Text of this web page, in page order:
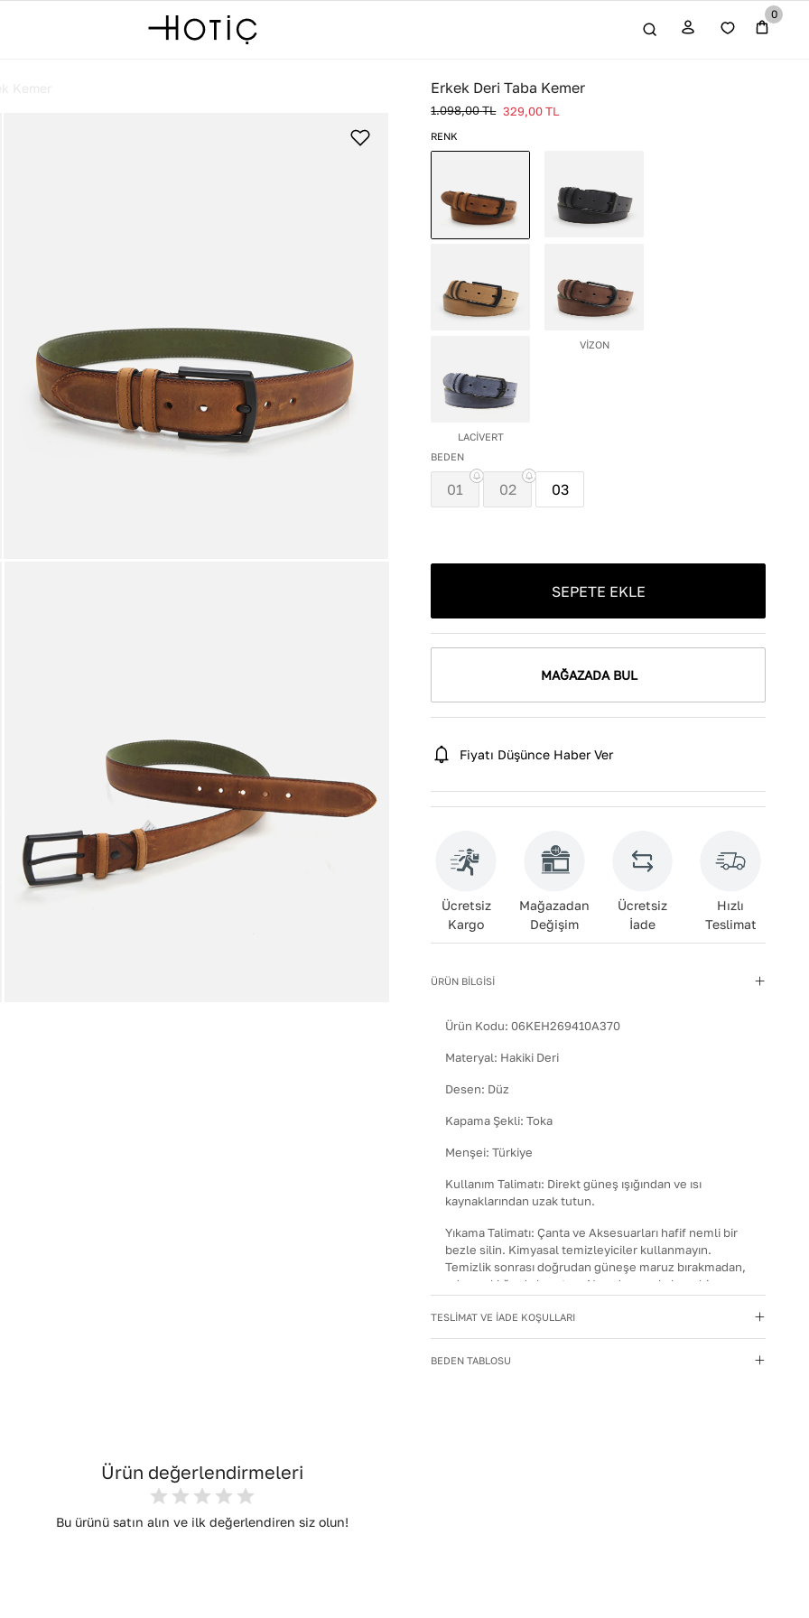
0
Kemer Erkek Deri Taba Kemer
1.098,00TL 329,00 TL
RENK
VİZON
LACİVERT
BEDEN
01 02 03
SEPETE EKLE
MAĞAZADA BUL
Fiyatı Düşünce Haber Ver
Ücretsiz
Kargo
Mağazadan
Değişim
Ücretsiz
İade
Hızlı
Teslimat
ÜRÜN BİLGİSİ
Ürün Kodu:06KEH269410A370
Materyal: Hakiki Deri
Desen: Düz
Kapama Şekli:Toka
Menşei:Türkiye
Kullanım Talimatı: Direkt güneş ışığından ve ısı
kaynaklarından uzak tutun.
Yıkama Talimatı:Çanta ve Aksesuarları hafif nemli bir
bezle silin. Kimyasal temizleyiciler kullanmayın.
Temizlik sonrası doğrudan güneşe maruz bırakmadan,
oda sıcaklığında kurutun. Nemden uzak, kuru bir
TESLİMAT VE İADE KOŞULLARI
BEDEN TABLOSU
Ürün değerlendirmeleri
Bu ürünü satın alın ve ilk değerlendiren siz olun!